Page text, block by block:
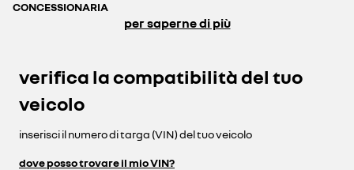
CONCESSIONARIA
per saperne di più
verifica la compatibilità del tuo
veicolo
inserisci il numero di targa (VIN) del tuo veicolo
dove posso trovare il mio VIN?